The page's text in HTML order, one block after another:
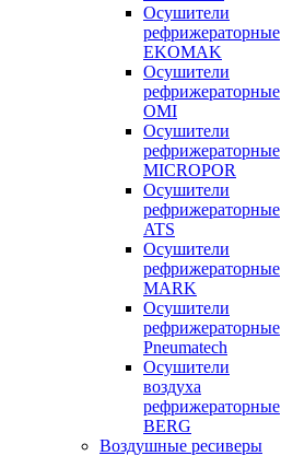
Осушители
рефрижераторные
EKOMAK
Осушители
рефрижераторные
OMI
Осушители
рефрижераторные
MICROPOR
Осушители
рефрижераторные
ATS
Осушители
рефрижераторные
MARK
Осушители
рефрижераторные
Pneumatech
Осушители
воздуха
рефрижераторные
BERG
Воздушные ресиверы